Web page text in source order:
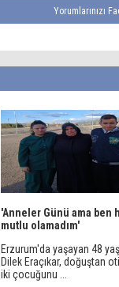
Yorumlarınızı
'Anneler Günü ama ben
mutlu olamadım'
Erzurum'da yaşayan 48
Dilek Eraçıkar, doğuştan
iki çocuğunu ...